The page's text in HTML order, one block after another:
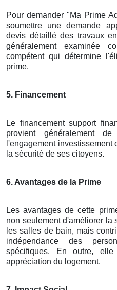
Pour demander "Ma Prime
soumettre une demande
devis détaillé des travaux
généralement examinée
compétent qui détermine
prime.
5. Financement
Le financement support
provient généralement
l'engagement
la sécurité de ses citoyens.
6. Avantages de la Prime
Les avantages de cette
non seulement d'améliorer la
les salles de bain, mais
indépendance des
spécifiques. En outre,
appréciation du logement.